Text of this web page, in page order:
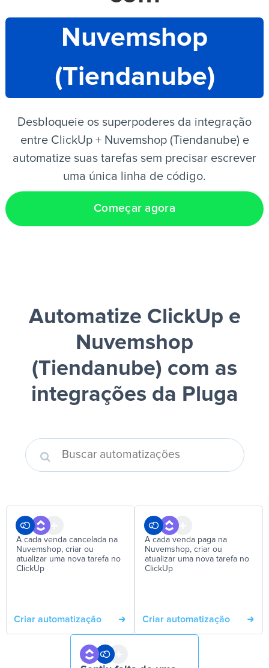
PT
Nuvemshop
(Tiendanube)
Desbloqueie os superpoderes da integração
entre ClickUp + Nuvemshop (Tiendanube) e
automatize suas tarefas sem precisar escrever
uma única linha de código.
Começar agora
Automatize ClickUp e
Nuvemshop
(Tiendanube) com as
integrações da Pluga
A cada venda cancelada na
Nuvemshop, criar ou
atualizar uma nova tarefa no
ClickUp
Criar automatização
A cada venda paga na
Nuvemshop, criar ou
atualizar uma nova tarefa no
ClickUp
Criar automatização